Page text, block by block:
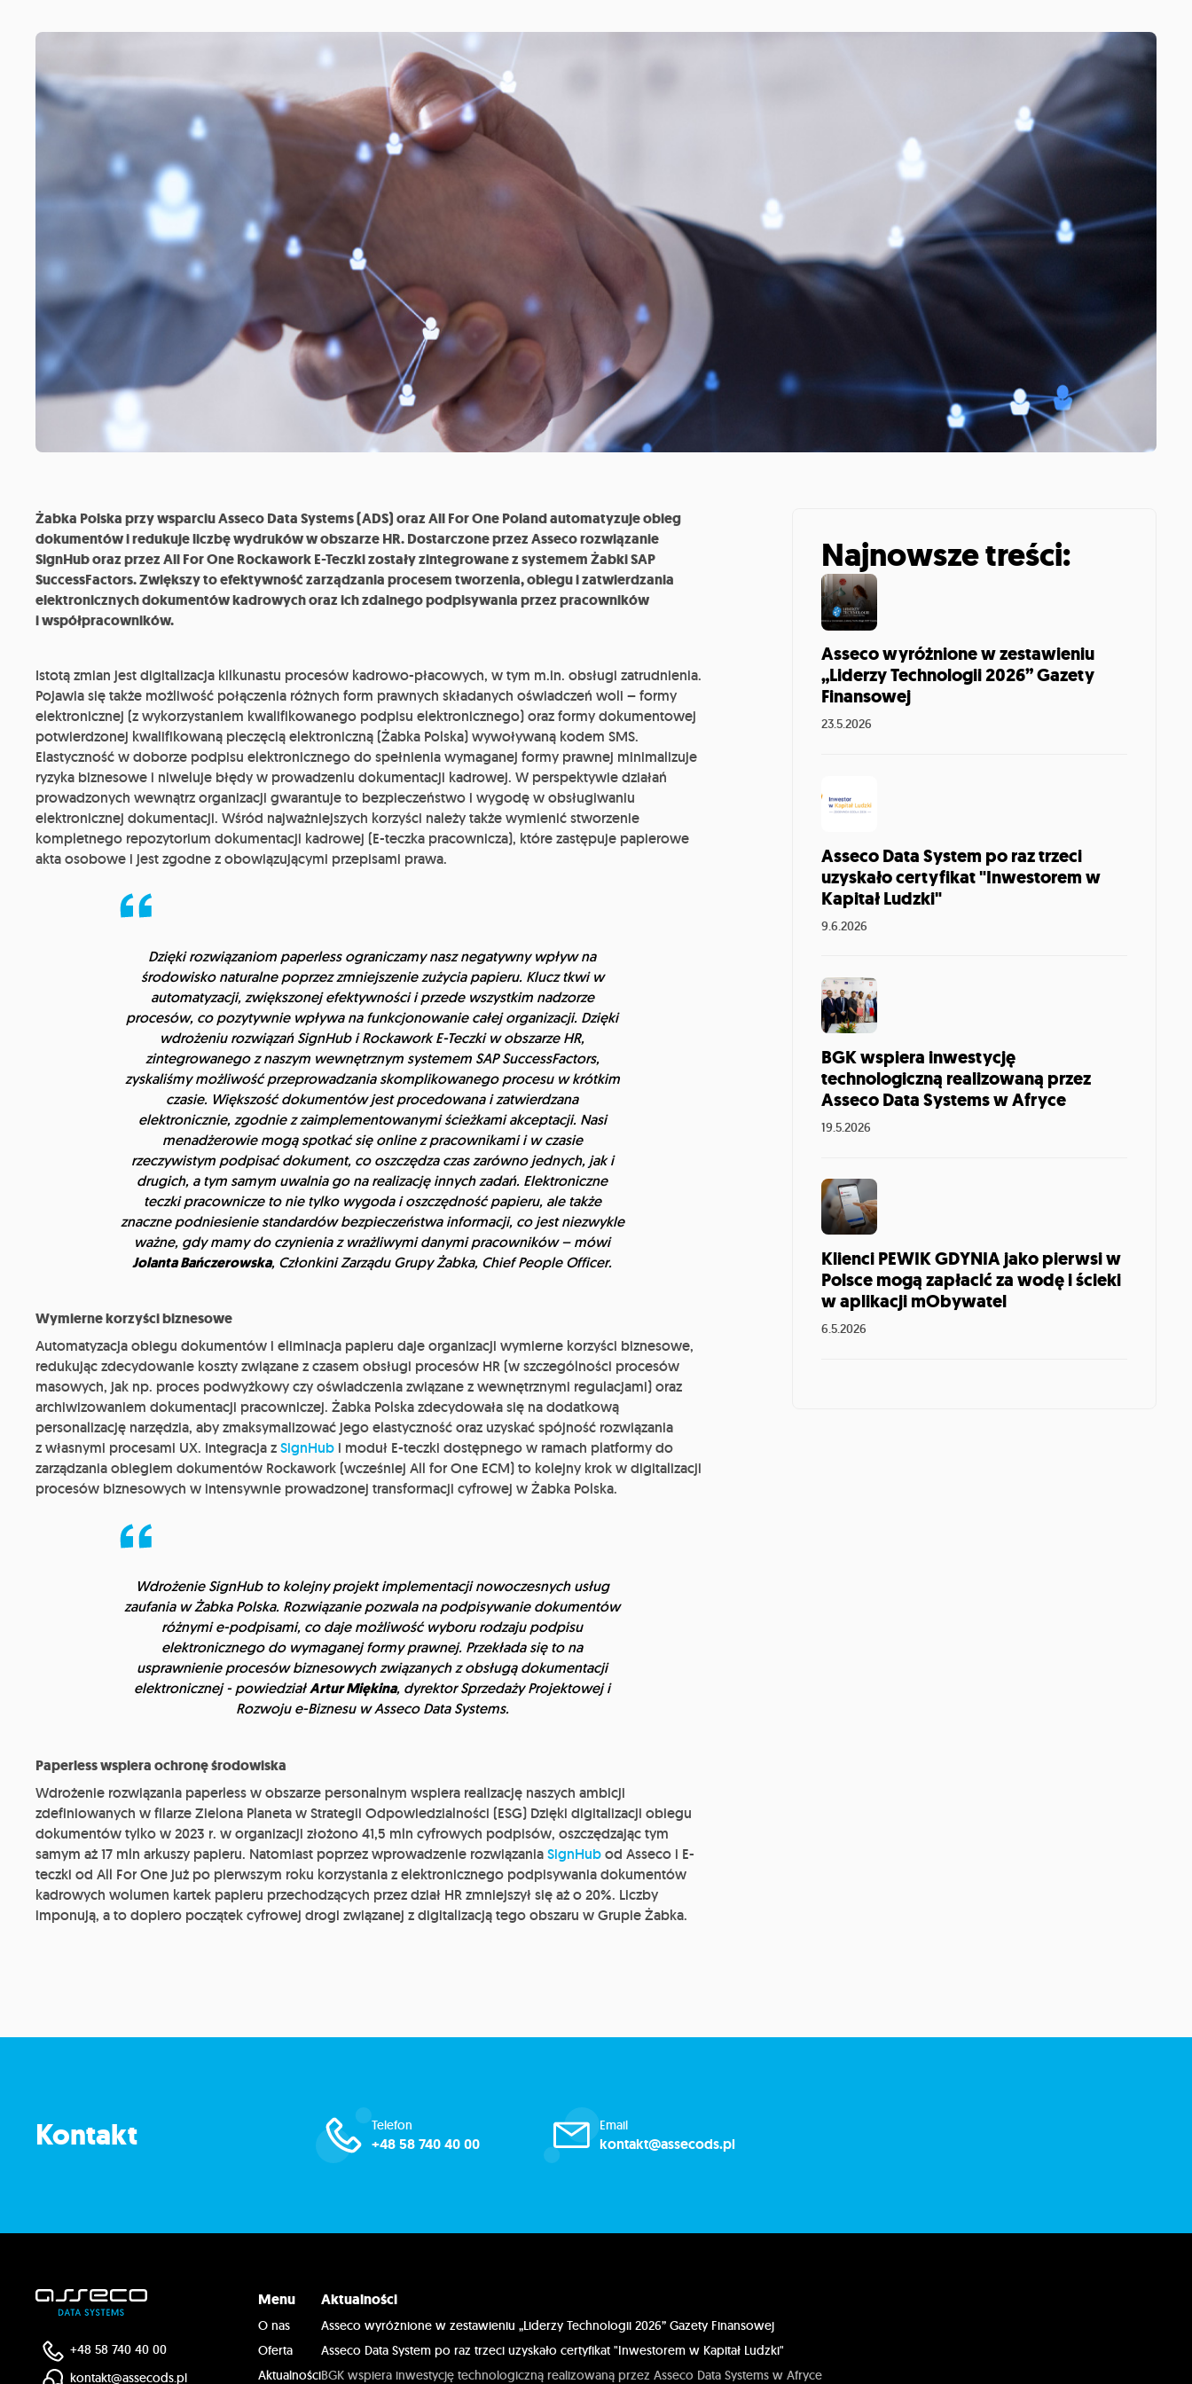
Żabka Polska przy wsparciu Asseco Data Systems (ADS) oraz All For One Poland automatyzuje obieg
dokumentów i redukuje liczbę wydruków w obszarze HR. Dostarczone przez Asseco rozwiązanie
SignHub oraz przez All For One Rockawork E-Teczki zostały zintegrowane z systemem Żabki SAP
SuccessFactors. Zwiększy to efektywność zarządzania procesem tworzenia, obiegu i zatwierdzania
elektronicznych dokumentów kadrowych oraz ich zdalnego podpisywania przez pracowników
i współpracowników.
Istotą zmian jest digitalizacja kilkunastu procesów kadrowo-płacowych, w tym m.in. obsługi zatrudnienia.
Pojawia się także możliwość połączenia różnych form prawnych składanych oświadczeń woli – formy
elektronicznej (z wykorzystaniem kwalifikowanego podpisu elektronicznego) oraz formy dokumentowej
potwierdzonej kwalifikowaną pieczęcią elektroniczną (Żabka Polska) wywoływaną kodem SMS.
Elastyczność w doborze podpisu elektronicznego do spełnienia wymaganej formy prawnej minimalizuje
ryzyka biznesowe i niweluje błędy w prowadzeniu dokumentacji kadrowej. W perspektywie działań
prowadzonych wewnątrz organizacji gwarantuje to bezpieczeństwo i wygodę w obsługiwaniu
elektronicznej dokumentacji. Wśród najważniejszych korzyści należy także wymienić stworzenie
kompletnego repozytorium dokumentacji kadrowej (E-teczka pracownicza), które zastępuje papierowe
akta osobowe i jest zgodne z obowiązującymi przepisami prawa.
Dzięki rozwiązaniom paperless ograniczamy nasz negatywny wpływ na
środowisko naturalne poprzez zmniejszenie zużycia papieru. Klucz tkwi w
automatyzacji, zwiększonej efektywności i przede wszystkim nadzorze
procesów, co pozytywnie wpływa na funkcjonowanie całej organizacji. Dzięki
wdrożeniu rozwiązań SignHub i Rockawork E-Teczki w obszarze HR,
zintegrowanego z naszym wewnętrznym systemem SAP SuccessFactors,
zyskaliśmy możliwość przeprowadzania skomplikowanego procesu w krótkim
czasie. Większość dokumentów jest procedowana i zatwierdzana
elektronicznie, zgodnie z zaimplementowanymi ścieżkami akceptacji. Nasi
menadżerowie mogą spotkać się online z pracownikami i w czasie
rzeczywistym podpisać dokument, co oszczędza czas zarówno jednych, jak i
drugich, a tym samym uwalnia go na realizację innych zadań. Elektroniczne
teczki pracownicze to nie tylko wygoda i oszczędność papieru, ale także
znaczne podniesienie standardów bezpieczeństwa informacji, co jest niezwykle
ważne, gdy mamy do czynienia z wrażliwymi danymi pracowników – mówi
Jolanta Bańczerowska, Członkini Zarządu Grupy Żabka, Chief People Officer.
Wymierne korzyści biznesowe
Automatyzacja obiegu dokumentów i eliminacja papieru daje organizacji wymierne korzyści biznesowe,
redukując zdecydowanie koszty związane z czasem obsługi procesów HR (w szczególności procesów
masowych, jak np. proces podwyżkowy czy oświadczenia związane z wewnętrznymi regulacjami) oraz
archiwizowaniem dokumentacji pracowniczej. Żabka Polska zdecydowała się na dodatkową
personalizację narzędzia, aby zmaksymalizować jego elastyczność oraz uzyskać spójność rozwiązania
z własnymi procesami UX. Integracja z SignHubi moduł E-teczki dostępnego w ramach platformy do
zarządzania obiegiem dokumentów Rockawork (wcześniej All for One ECM) to kolejny krok w digitalizacji
procesów biznesowych w intensywnie prowadzonej transformacji cyfrowej w Żabka Polska.
Wdrożenie SignHub to kolejny projekt implementacji nowoczesnych usług
zaufania w Żabka Polska. Rozwiązanie pozwala na podpisywanie dokumentów
różnymi e-podpisami, co daje możliwość wyboru rodzaju podpisu
elektronicznego do wymaganej formy prawnej. Przekłada się to na
usprawnienie procesów biznesowych związanych z obsługą dokumentacji
elektronicznej - powiedziałArtur Miękina, dyrektor Sprzedaży Projektowej i
Rozwoju e-Biznesu w Asseco Data Systems.
Paperless wspiera ochronę środowiska
Wdrożenie rozwiązania paperless w obszarze personalnym wspiera realizację naszych ambicji
zdefiniowanych w filarze Zielona Planeta w Strategii Odpowiedzialności (ESG) Dzięki digitalizacji obiegu
dokumentów tylko w 2023 r. w organizacji złożono 41,5 mln cyfrowych podpisów, oszczędzając tym
samym aż 17 mln arkuszy papieru. Natomiast poprzez wprowadzenie rozwiązania SignHubod Asseco i E-
teczki od All For One już po pierwszym roku korzystania z elektronicznego podpisywania dokumentów
kadrowych wolumen kartek papieru przechodzących przez dział HR zmniejszył się aż o 20%. Liczby
imponują, a to dopiero początek cyfrowej drogi związanej z digitalizacją tego obszaru w Grupie Żabka.
Najnowsze treści:
Asseco wyróżnione w zestawieniu
„Liderzy Technologii 2026” Gazety
Finansowej
23.5.2026
Asseco Data System po raz trzeci
uzyskało certyfikat "Inwestorem w
Kapitał Ludzki"
9.6.2026
BGK wspiera inwestycję
technologiczną realizowaną przez
Asseco Data Systems w Afryce
19.5.2026
Klienci PEWIK GDYNIA jako pierwsi w
Polsce mogą zapłacić za wodę i ścieki
w aplikacji mObywatel
6.5.2026
Kontakt Telefon
+48 58 740 40 00
Email
kontakt@assecods.pl
+48 58 740 40 00
kontakt@assecods.pl
Menu
O nas
Oferta
Aktualności
Aktualności
Asseco wyróżnione w zestawieniu „Liderzy Technologii 2026” Gazety Finansowej
Asseco Data System po raz trzeci uzyskało certyfikat "Inwestorem w Kapitał Ludzki"
BGK wspiera inwestycję technologiczną realizowaną przez Asseco Data Systems w Afryce